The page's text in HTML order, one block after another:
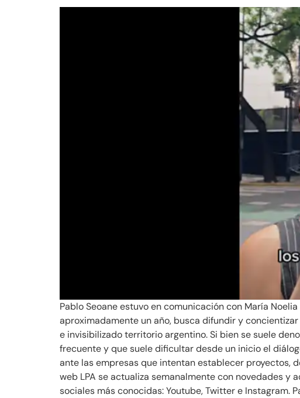
Pablo Seoane estuvo en comunicación con María
aproximadamente un año, busca difundir y
e invisibilizado territorio argentino. Si bien se suele
frecuente y que suele dificultar desde un inicio el
ante las empresas que intentan establecer proyectos,
web LPA se actualiza semanalmente con novedades y
sociales más conocidas: Youtube, Twitter e Instagram.